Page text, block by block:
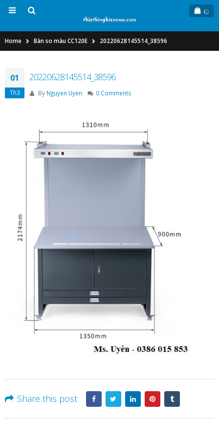
Home Bàn so màu CC120E 20220628145514_38596
01
Th3
20220628145514_38596
By Nguyen Uyen 0 Comments
Share this post